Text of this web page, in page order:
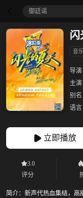
御廷谣‎
闪
音乐
导演
主演
别名
语言
立即播放
3.0
评分
简介： 新声代热血集结，高